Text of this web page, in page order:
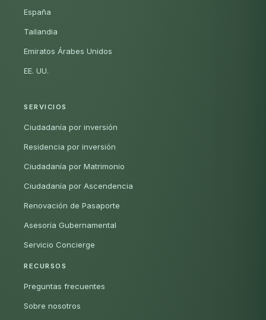
España
Tailandia
Emiratos Árabes Unidos
EE. UU.
SERVICIOS
Ciudadanía por inversión
Residencia por inversión
Ciudadanía por Matrimonio
Ciudadanía por Ascendencia
Renovación de Pasaporte
Asesoría Gubernamental
Servicio Concierge
RECURSOS
Preguntas frecuentes
Sobre nosotros